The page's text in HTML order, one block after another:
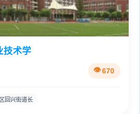
技术学
670
回兴街道长